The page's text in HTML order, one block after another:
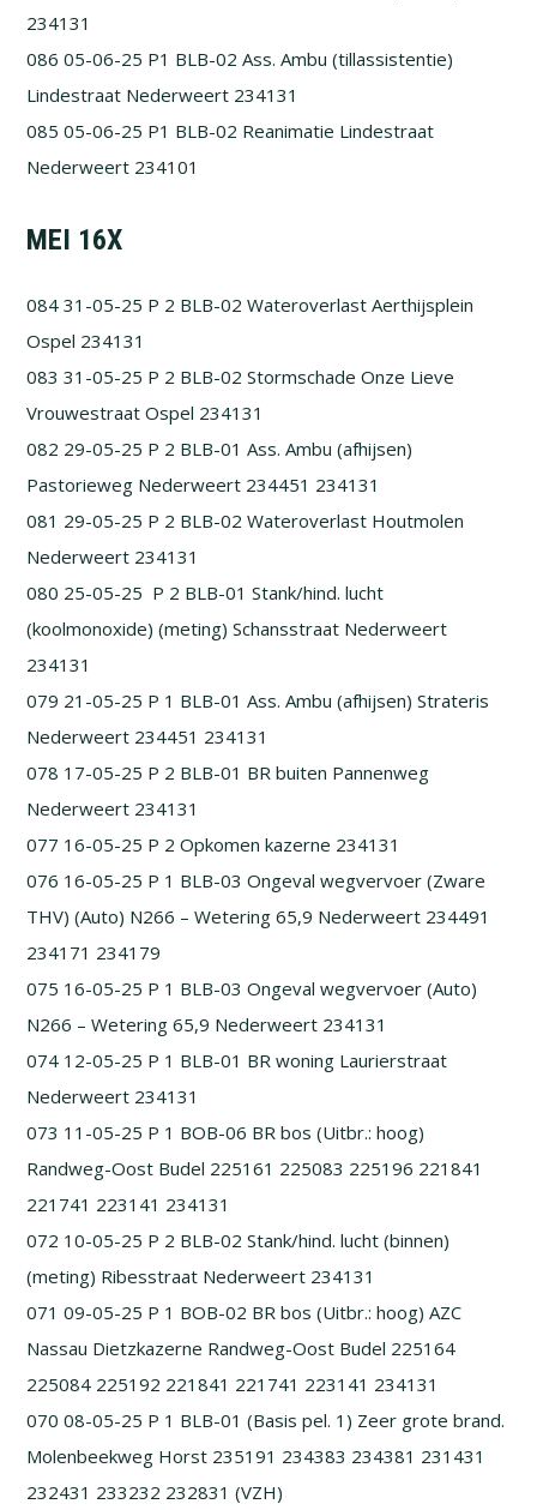
234131
086 05-06-25 P1 BLB-02 Ass. Ambu (tillassistentie)
Lindestraat Nederweert 234131
085 05-06-25 P1 BLB-02 Reanimatie Lindestraat
Nederweert 234101
MEI 16X
084 31-05-25 P 2 BLB-02 Wateroverlast Aerthijsplein
Ospel 234131
083 31-05-25 P 2 BLB-02 Stormschade Onze Lieve
Vrouwestraat Ospel 234131
082 29-05-25 P 2 BLB-01 Ass. Ambu (afhijsen)
Pastorieweg Nederweert 234451 234131
081 29-05-25 P 2 BLB-02 Wateroverlast Houtmolen
Nederweert 234131
080 25-05-25 P 2 BLB-01 Stank/hind. lucht
(koolmonoxide) (meting) Schansstraat Nederweert
234131
079 21-05-25 P 1 BLB-01 Ass. Ambu (afhijsen) Strateris
Nederweert 234451 234131
078 17-05-25 P 2 BLB-01 BR buiten Pannenweg
Nederweert 234131
077 16-05-25 P 2 Opkomen kazerne 234131
076 16-05-25 P 1 BLB-03 Ongeval wegvervoer (Zware
THV) (Auto) N266 – Wetering 65,9 Nederweert 234491
234171 234179
075 16-05-25 P 1 BLB-03 Ongeval wegvervoer (Auto)
N266 – Wetering 65,9 Nederweert 234131
074 12-05-25 P 1 BLB-01 BR woning Laurierstraat
Nederweert 234131
073 11-05-25 P 1 BOB-06 BR bos (Uitbr.: hoog)
Randweg-Oost Budel 225161 225083 225196 221841
221741 223141 234131
072 10-05-25 P 2 BLB-02 Stank/hind. lucht (binnen)
(meting) Ribesstraat Nederweert 234131
071 09-05-25 P 1 BOB-02 BR bos (Uitbr.: hoog) AZC
Nassau Dietzkazerne Randweg-Oost Budel 225164
225084 225192 221841 221741 223141 234131
070 08-05-25 P 1 BLB-01 (Basis pel. 1) Zeer grote brand.
Molenbeekweg Horst 235191 234383 234381 231431
232431 233232 232831 (VZH)